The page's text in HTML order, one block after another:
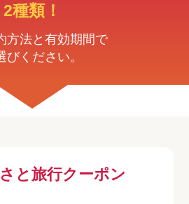
2種類！
方法と有効期間で
びください。
と旅行クーポン